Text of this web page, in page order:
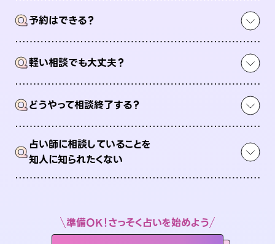
Q予約はできる？
Q軽い相談でも大丈夫？
Qどうやって相談終了する？
Q占い師に相談していることを
知人に知られたくない
準備OK！さっそく占いを始めよう